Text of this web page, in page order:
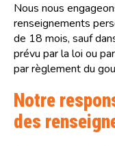
Nous nous
renseignements
de 18 mois, sauf
prévu par la loi ou
par règlement du
Notre
des